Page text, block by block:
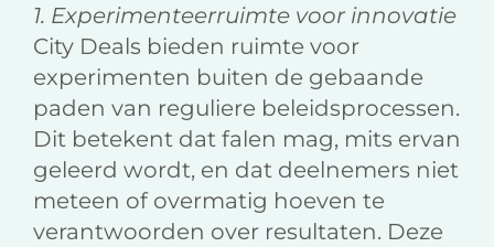
1. Experimenteerruimte voor innovatie
City Deals bieden ruimte voor
experimenten buiten de gebaande
paden van reguliere beleidsprocessen.
Dit betekent dat falen mag, mits ervan
geleerd wordt, en dat deelnemers niet
meteen of overmatig hoeven te
verantwoorden over resultaten. Deze